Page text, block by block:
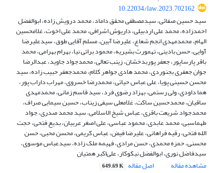
10.22034/law.2023.702162
سید حسین صفائی، سیدمصطفی محقق داماد، محمد درویش زاده، ابوالفضل
احمدزاده، محمد علی اردبیلی، داریوش اشرافی، محمد علی اخوت، غلامحسین
الهام، محمدمهدی انجم شعاع، علیرضا آبین، مسلم آقایی طوق، سیدعلیرضا
آوایی، حسن بادینی، تهمورث بشیریه، محمود براتی نیا، بهرام بهرامی، محمد
باقر پارساپور، جعفر پوربدخشان، زینب تعالی، محمدجواد جاوید، عبدالرضا
جوان جعفری بجنوردی، محمد هادی جواهر کلام، محمدجعفر حبیب زاده، سید
محسن حسینی پویا، علی عباس حیاتی، محمدرضا خسروی، مهراب داراب پور،
هما داودی، ولی رستمی، بهزاد رضوی فرد، سید قاسم زمانی، محمدمهدی
ساقیان، محمدحسین ساکت، غلامعلی سیفی زیناب، حسین سیمایی صراف،
محمدجواد شریعت باقری، عباس شیخ الاسلامی، سید محمد صدری، جواد
طهماسبی، محمد عابدی، محمود عباسی، علی اصغر عربیان، بدیع فتحی، حجت
الله فتحی، رقیه فراهانی، علیرضا فیض، عباس کریمی، محسن محبی، حسن
محسنی، حمزه محمدی، حسن مرادی، فهیمه ملک زاده، سیدعباس موسوی،
سیدفاضل نوری، ابوالفضل نیکوکار، علی‌اکبر همتیان
مشاهده مقاله
اصل مقاله 649.69 K